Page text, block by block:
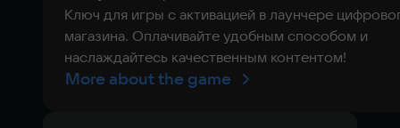
Ключ для игры с активацией в лаунчере
магазина. Оплачивайте удобным способом и
наслаждайтесь качественным контентом!
More about the game